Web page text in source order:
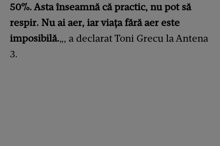
50%. Asta înseamnă că practic, nu pot să
respir. Nu ai aer, iar viaţa fără aer este
imposibilă.„, a declarat Toni Grecu la Antena
3.